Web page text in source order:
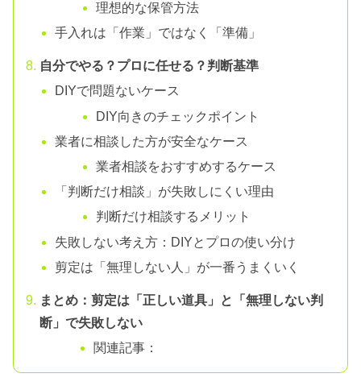
理想的な保管方法
手入れは「作業」ではなく「準備」
自分でやる？プロに任せる？判断基準
DIYで問題ないケース
DIY向きのチェックポイント
業者に相談した方が安全なケース
業者相談をおすすめするケース
「判断だけ相談」が失敗しにくい理由
判断だけ相談するメリット
失敗しない考え方：DIYとプロの使い分け
剪定は「無理しない人」が一番うまくいく
まとめ：剪定は「正しい道具」と「無理しない判
断」で失敗しない
関連記事：